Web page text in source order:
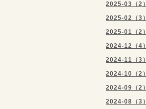
2025-03（2）
2025-02（3）
2025-01（2）
2024-12（4）
2024-11（3）
2024-10（2）
2024-09（2）
2024-08（3）